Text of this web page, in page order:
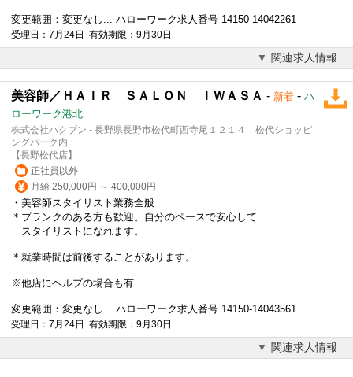
変更範囲：変更なし... ハローワーク求人番号 14150-14042261
受理日：7月24日 有効期限：9月30日
関連求人情報
美容師／ＨＡＩＲ ＳＡＬＯＮ ＩＷＡＳＡ - 新着 - ハ
ローワーク港北
株式会社ハクブン - 長野県長野市松代町西寺尾１２１４ 松代ショッピ
ングパーク内
【長野松代店】
正社員以外
月給 250,000円 ～ 400,000円
・ 美容師スタイリスト業務全般
＊ブランクのある方も歓迎。自分のペースで安心して
スタイリストになれます。
＊就業時間は前後することがあります。
※他店にヘルプの場合も有
変更範囲：変更なし... ハローワーク求人番号 14150-14043561
受理日：7月24日 有効期限：9月30日
関連求人情報